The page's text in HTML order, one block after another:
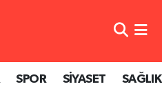
SPOR SİYASET SAĞLIK